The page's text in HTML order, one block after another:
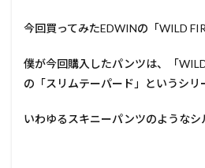
今回買ってみたEDWINの「WILD
僕が今回購入したパンツは、「
の「スリムテーパード」というシリ
いわゆるスキニーパンツのようなシ